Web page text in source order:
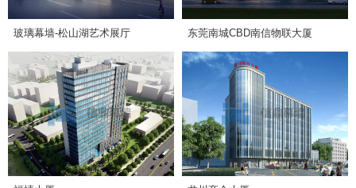
玻璃幕墙-松山湖艺术展厅 东莞南城CBD南信物联大厦